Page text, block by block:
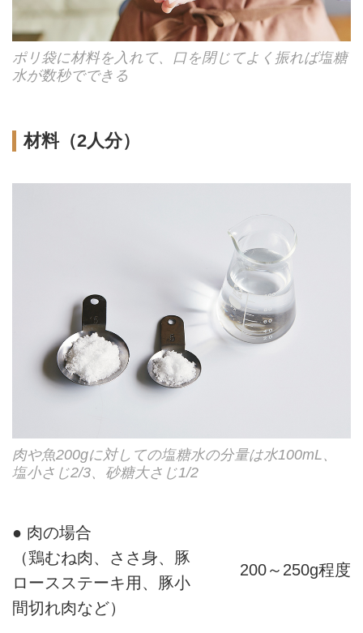
ポリ袋に材料を入れて、口を閉じてよく振れば塩糖
水が数秒でできる
材料（2人分）
肉や魚200gに対しての塩糖水の分量は水100mL、
塩小さじ2/3、砂糖大さじ1/2
● 肉の場合
（鶏むね肉、ささ身、豚
ロースステーキ用、豚小
間切れ肉など）
200～250g程度